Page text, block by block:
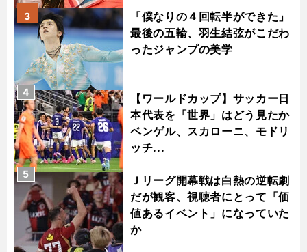
「僕なりの４回転半ができた」
最後の五輪、羽生結弦がこだわ
ったジャンプの美学
3
【ワールドカップ】サッカー日
本代表を「世界」はどう見たか
ベンゲル、スカローニ、モドリ
ッチ...
4
Ｊリーグ開幕戦は白熱の逆転劇
だが観客、視聴者にとって「価
値あるイベント」になっていた
か
5